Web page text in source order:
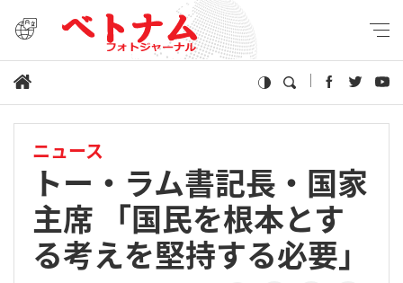
ニュース
トー・ラム書記長・国家
主席 「国民を根本とす
る考えを堅持する必要」